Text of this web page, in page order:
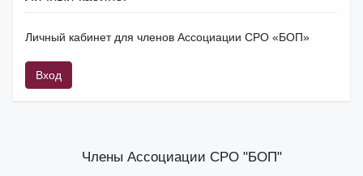
Личный кабинет для членов Ассоциации СРО «БОП»
Вход
Члены Ассоциации СРО "БОП"